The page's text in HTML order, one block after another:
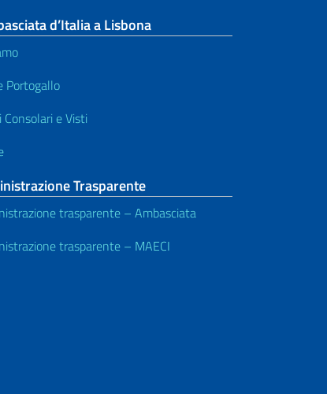
d’Italia a Lisbona
Portogallo
Consolari e Visti
Trasparente
trasparente – Ambasciata
trasparente – MAECI